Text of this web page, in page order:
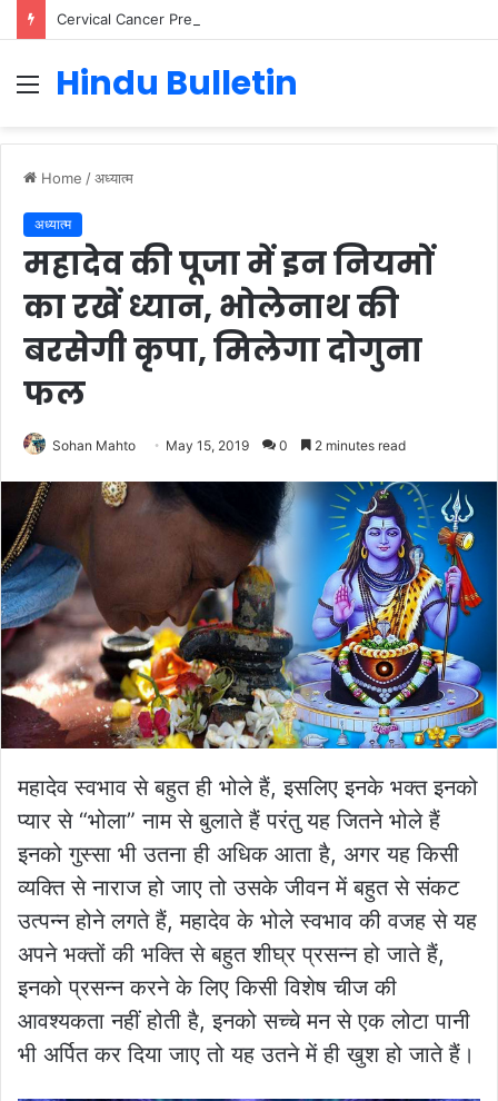
Menu
Hindu Bulletin
Home /अध्यात्म
अध्यात्म
महादेव की पूजा में इन नियमों
का रखें ध्यान, भोलेनाथ की
बरसेगी कृपा, मिलेगा दोगुना
फल
Sohan Mahto May 15, 2019 0 2 minutes read
महादेव स्वभाव से बहुत ही भोले हैं, इसलिए इनके भक्त इनको
प्यार से “भोला” नाम से बुलाते हैं परंतु यह जितने भोले हैं
इनको गुस्सा भी उतना ही अधिक आता है, अगर यह किसी
व्यक्ति से नाराज हो जाए तो उसके जीवन में बहुत से संकट
उत्पन्न होने लगते हैं, महादेव के भोले स्वभाव की वजह से यह
अपने भक्तों की भक्ति से बहुत शीघ्र प्रसन्न हो जाते हैं,
इनको प्रसन्न करने के लिए किसी विशेष चीज की
आवश्यकता नहीं होती है, इनको सच्चे मन से एक लोटा पानी
भी अर्पित कर दिया जाए तो यह उतने में ही खुश हो जाते हैं।